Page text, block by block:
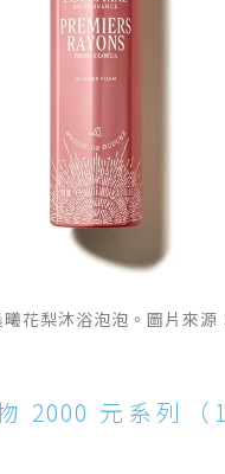
花梨沐浴泡泡。圖片來源
2000 元系列（